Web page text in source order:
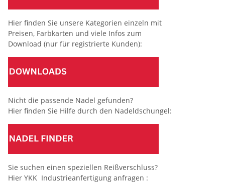
Hier finden Sie unsere Kategorien einzeln mit
Preisen, Farbkarten und viele Infos zum
Download (nur für registrierte Kunden):
Nicht die passende Nadel gefunden?
Hier finden Sie Hilfe durch den Nadeldschungel:
Sie suchen einen speziellen Reißverschluss?
Hier YKK Industrieanfertigung anfragen :